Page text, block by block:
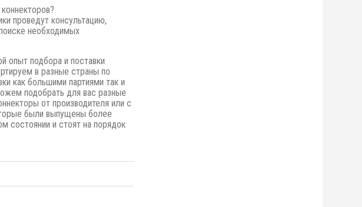
проведут консультацию,
необходимых
опыт подбора и поставки
в разные страны по
как большими партиями так и
подобрать для вас разные
от производителя или с
были выпущены более
состоянии и стоят на порядок